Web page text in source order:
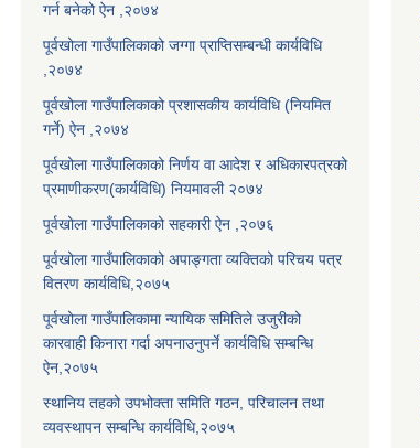
गर्न बनेको ऐन ,२०७४
पूर्वखोला गाउँपालिकाको जग्गा प्राप्तिसम्बन्धी कार्यविधि
,२०७४
पूर्वखोला गाउँपालिकाको प्रशासकीय कार्यविधि (नियमित
गर्ने) ऐन ,२०७४
पूर्वखोला गाउँपालिकाको निर्णय वा आदेश र अधिकारपत्रको
प्रमाणीकरण(कार्यविधि) नियमावली २०७४
पूर्वखोला गाउँपालिकाको सहकारी ऐन ,२०७६
पूर्वखोला गाउँपालिकाको अपाङ्गता व्यक्तिको परिचय पत्र
वितरण कार्यविधि,२०७५
पूर्वखोला गाउँपालिकामा न्यायिक समितिले उजुरीको
कारवाही किनारा गर्दा अपनाउनुपर्ने कार्यविधि सम्बन्धि
ऐन,२०७५
स्थानिय तहको उपभोक्ता समिति गठन, परिचालन तथा
व्यवस्थापन सम्बन्धि कार्यविधि,२०७५